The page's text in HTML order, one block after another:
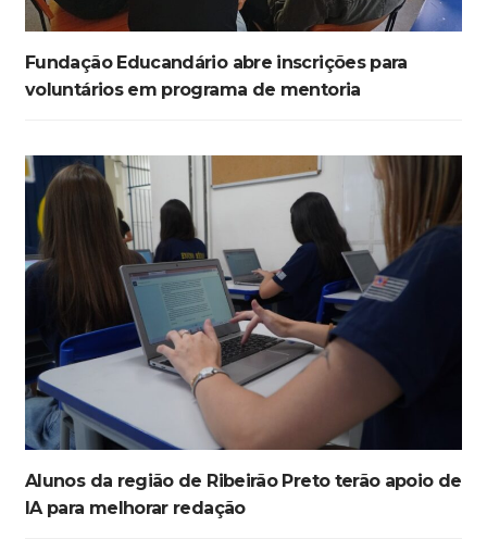
Fundação Educandário abre inscrições para
voluntários em programa de mentoria
Alunos da região de Ribeirão Preto terão apoio de
IA para melhorar redação